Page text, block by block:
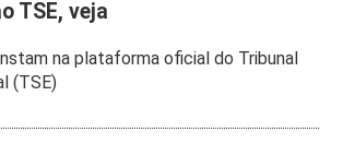
TSE, veja
na plataforma oficial do Tribunal
(TSE)